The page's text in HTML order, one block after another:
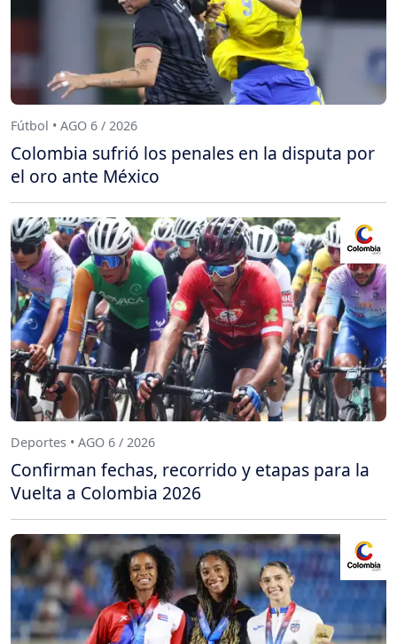
Fútbol • AGO 6 / 2026
Colombia sufrió los penales en la disputa por
el oro ante México
Deportes • AGO 6 / 2026
Confirman fechas, recorrido y etapas para la
Vuelta a Colombia 2026